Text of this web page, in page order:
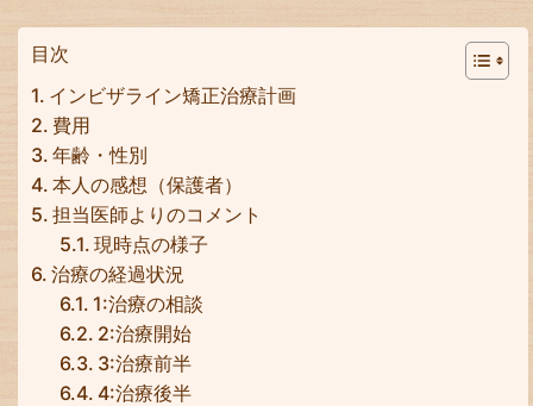
目次
インビザライン矯正治療計画
費用
年齢・性別
本人の感想（保護者）
担当医師よりのコメント
現時点の様子
治療の経過状況
1:治療の相談
2:治療開始
3:治療前半
4:治療後半